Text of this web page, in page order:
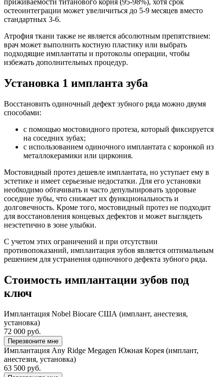
приживаемости титанового корня (95-98%), хотя срок
остеоинтеграции может увеличиться до 5-9 месяцев вместо
стандартных 3-6.
Атрофия ткани также не является абсолютным препятствием:
врач может выполнить костную пластику или выбрать
подходящие имплантаты и протоколы операции, чтобы
избежать дополнительных процедур.
Установка 1 импланта зуба
Восстановить одиночный дефект зубного ряда можно двумя
способами:
с помощью мостовидного протеза, который фиксируется
на соседних зубах;
с использованием одиночного имплантата с коронкой из
металлокерамики или циркония.
Мостовидный протез дешевле имплантата, но уступает ему в
эстетике и имеет серьезные недостатки. Для его установки
необходимо обтачивать и часто депульпировать здоровые
соседние зубы, что снижает их функциональность и
долговечность. Кроме того, мостовидный протез не подходит
для восстановления концевых дефектов и может выглядеть
неэстетично в зоне улыбки.
С учетом этих ограничений и при отсутствии
противопоказаний, имплантация зубов является оптимальным
решением для устранения одиночного дефекта зубного ряда.
Стоимость имплантации зубов под
ключ
Имплантация Nobel Biocare США (имплант, анестезия,
установка)
72 000 руб.
Перезвоните мне
Имплантация Any Ridge Megagen Южная Корея (имплант,
анестезия, установка)
63 500 руб.